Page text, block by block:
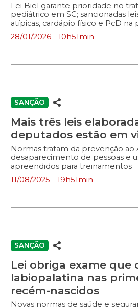
Lei Biel garante prioridade no
pediátrico em SC; sancionadas
atípicas, cardápio físico e PcD na
28/01/2026 - 10h51min
SANÇÃO
Mais três leis
deputados estão em
Normas tratam da prevenção ao
desaparecimento de pessoas e
apreendidos para treinamentos
11/08/2025 - 19h51min
SANÇÃO
Lei obriga exame que
labiopalatina nas
recém-nascidos
Novas normas de saúde e